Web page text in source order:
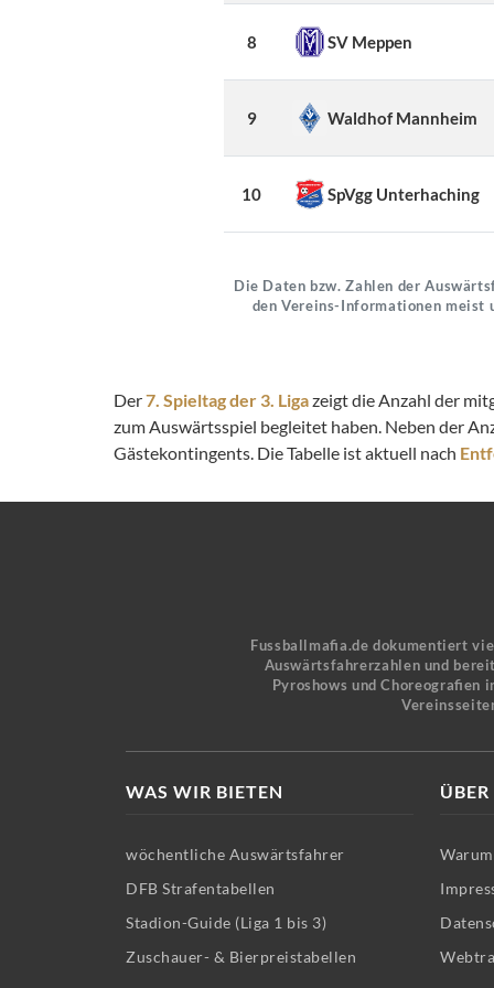
8 SV Meppen
9 Waldhof Mannheim
10 SpVgg Unterhaching
Die Daten bzw. Zahlen der
den Vereins-Informationen meist
Der7. Spieltag der 3. Ligazeigt die Anzahl der
zum Auswärtsspiel begleitet haben. Neben der
Gästekontingents. Die Tabelle ist aktuell nach
Fussballmafia.de dokumentiert
Auswärtsfahrerzahlen und
Pyroshows und
WAS WIR BIETEN
wöchentliche Auswärtsfahrer
DFB Strafentabellen
Stadion-Guide (Liga 1 bis 3)
Zuschauer- & Bierpreistabellen